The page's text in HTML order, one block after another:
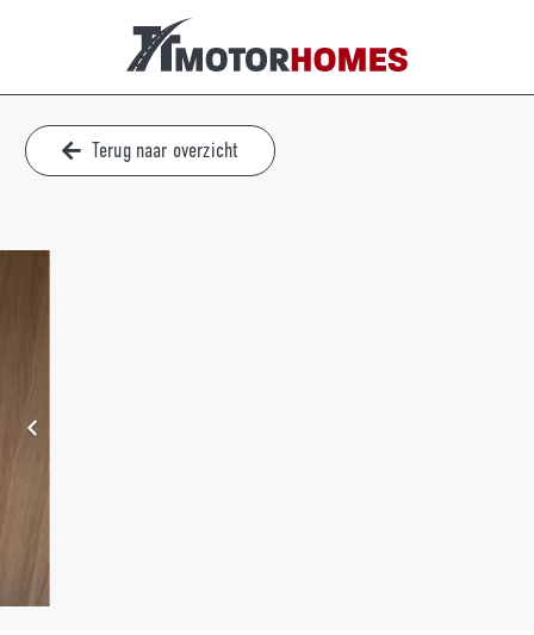
Terug naar overzicht